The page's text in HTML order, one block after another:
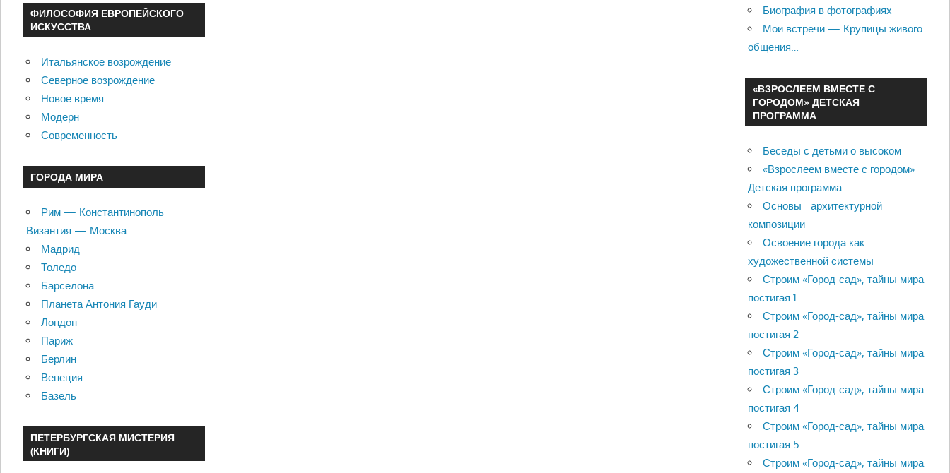
ФИЛОСОФИЯ ЕВРОПЕЙСКОГО
ИСКУССТВА
Итальянское возрождение
Северное возрождение
Новое время
Модерн
Современность
ГОРОДА МИРА
Рим — Константинополь
Византия — Москва
Мадрид
Толедо
Барселона
Планета Антония Гауди
Лондон
Париж
Берлин
Венеция
Базель
ПЕТЕРБУРГСКАЯ МИСТЕРИЯ
(КНИГИ)
Биография в фотографиях
Мои встречи — Крупицы живого
общения…
«ВЗРОСЛЕЕМ ВМЕСТЕ С
ГОРОДОМ» ДЕТСКАЯ
ПРОГРАММА
Беседы с детьми о высоком
«Взрослеем вместе с городом»
Детская программа
Основы архитектурной
композиции
Освоение города как
художественной системы
Строим «Город-сад», тайны мира
постигая 1
Строим «Город-сад», тайны мира
постигая 2
Строим «Город-сад», тайны мира
постигая 3
Строим «Город-сад», тайны мира
постигая 4
Строим «Город-сад», тайны мира
постигая 5
Строим «Город-сад», тайны мира